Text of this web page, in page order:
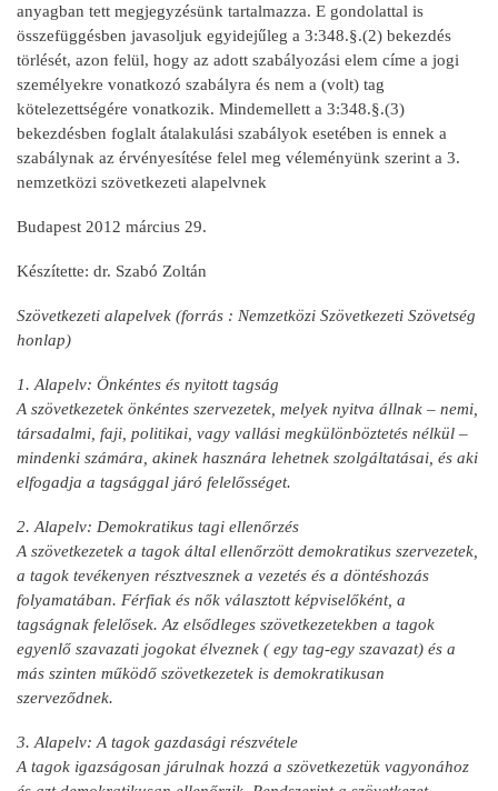
anyagban tett megjegyzésünk tartalmazza. E gondolattal is
összefüggésben javasoljuk egyidejűleg a 3:348.§.(2) bekezdés
törlését, azon felül, hogy az adott szabályozási elem címe a jogi
személyekre vonatkozó szabályra és nem a (volt) tag
kötelezettségére vonatkozik. Mindemellett a 3:348.§.(3)
bekezdésben foglalt átalakulási szabályok esetében is ennek a
szabálynak az érvényesítése felel meg véleményünk szerint a 3.
nemzetközi szövetkezeti alapelvnek
Budapest 2012 március 29.
Készítette: dr. Szabó Zoltán
Szövetkezeti alapelvek (forrás : Nemzetközi Szövetkezeti Szövetség
honlap)
1. Alapelv: Önkéntes és nyitott tagság
A szövetkezetek önkéntes szervezetek, melyek nyitva állnak – nemi,
társadalmi, faji, politikai, vagy vallási megkülönböztetés nélkül –
mindenki számára, akinek hasznára lehetnek szolgáltatásai, és aki
elfogadja a tagsággal járó felelősséget.
2. Alapelv: Demokratikus tagi ellenőrzés
A szövetkezetek a tagok által ellenőrzött demokratikus szervezetek,
a tagok tevékenyen résztvesznek a vezetés és a döntéshozás
folyamatában. Férfiak és nők választott képviselőként, a
tagságnak felelősek. Az elsődleges szövetkezetekben a tagok
egyenlő szavazati jogokat élveznek ( egy tag-egy szavazat) és a
más szinten működő szövetkezetek is demokratikusan
szerveződnek.
3. Alapelv: A tagok gazdasági részvétele
A tagok igazságosan járulnak hozzá a szövetkezetük vagyonához